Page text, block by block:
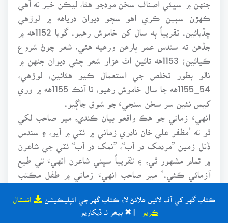
ڪتاب گهر کي آف لائين ھلائڻ لاءِ ڪتاب گهر جي ائپليڪيشن انسٽال
| ✖ ٻيھر نہ ڏيکاريو
ڪهڙن سببن ڪري اهو سڄو ديوان درياهه ۾ لوڙهي
جڏهن ته سندس عمر ٻارهن ورهيه هئي، شعر چوڻ شروع
ڪيائين؛ 1153هه تائين اٺ هزار شعر چئي ديوان جنهن ۾
نالو بطور تخلص جي استعمال ڪيو هئائين، لوڙهي،
کيس نئين سر سخن سنجيءَ جو شوق جاڳيو.
انهيءَ زماني جو هڪ واقعو بيان ڪندي، مير صاحب لکي
ٿو ته ’مظفر علي خان نادري زماني ۾ ٺٽي ۾ آيو، ۽ سندس
ڏنل زمين ”مردمک در آب“، ”نمک در آب“ ٺٽي جي شاعرن
۾ تمام مشهور ٿي، ۽ تقريباً سڀني شاعرن انهيءَ تي طبع
آزمائي ڪئي.‘ مير صاحب انهيءَ زماني ۾ طفل مڪتب
مقابلي ۾ هن به غزل تيار ڪيو، جنهن مان لکي ٿو ته
هيٺيون هڪ شعر کيس ياد رهجي ويو: